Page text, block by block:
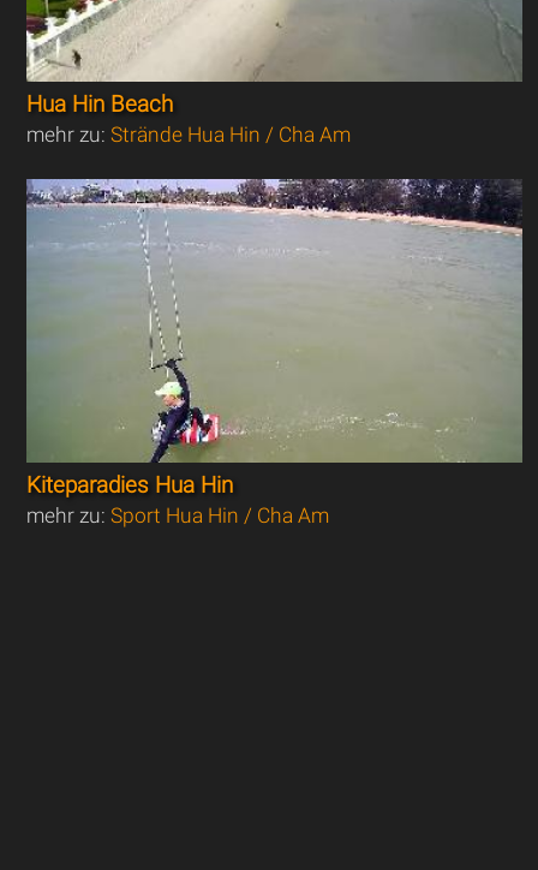
Hua Hin Beach
mehr zu:Strände Hua Hin / Cha Am
Kiteparadies Hua Hin
mehr zu:Sport Hua Hin / Cha Am